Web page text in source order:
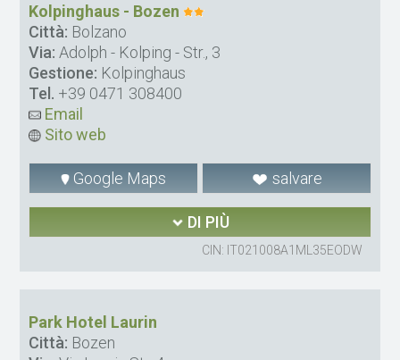
Kolpinghaus - Bozen
Città: Bolzano
Via: Adolph - Kolping - Str., 3
Gestione: Kolpinghaus
Tel. +39 0471 308400
Email
Sito web
Google Maps salvare
DI PIÙ
CIN: IT021008A1ML35EODW
Park Hotel Laurin
Città: Bozen